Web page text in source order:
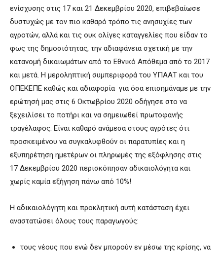
ενίσχυσης στις 17 και 21 Δεκεμβρίου 2020, επιβεβαίωσε
δυστυχώς με τον πιο καθαρό τρόπο τις ανησυχίες των
αγροτών, αλλά και τις ουκ ολίγες καταγγελίες που είδαν το
φως της δημοσιότητας, την αδιαφάνεια σχετική με την
κατανομή δικαιωμάτων από το Εθνικό Απόθεμα από το 2017
και μετά. Η μεροληπτική συμπεριφορά του ΥΠΑΑΤ και του
ΟΠΕΚΕΠΕ καθώς και αδιαφορία για όσα επισημάναμε με την
ερώτησή μας στις 6 Οκτωβρίου 2020 οδήγησε στο να
ξεχειλίσει το ποτήρι και να σημειωθεί πρωτοφανής
τραγέλαφος. Είναι καθαρό ανάμεσα στους αγρότες ότι
προσκειμένου να συγκαλυφθούν οι παρατυπίες και η
εξυπηρέτηση ημετέρων οι πληρωμές της εξόφλησης στις
17 Δεκεμβρίου 2020 περισκόπησαν αδικαιολόγητα και
χωρίς καμία εξήγηση πάνω από 10%!
Η αδικαιολόγητη και προκλητική αυτή κατάσταση έχει
αναστατώσει όλους τους παραγωγούς:
τους νέους που ενώ δεν μπορούν εν μέσω της κρίσης, να